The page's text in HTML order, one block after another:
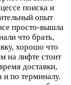
поиска и
опыт
просто-вышла
что брать,
хорошо что
на лифте стоит
доставки,
и по терминалу.